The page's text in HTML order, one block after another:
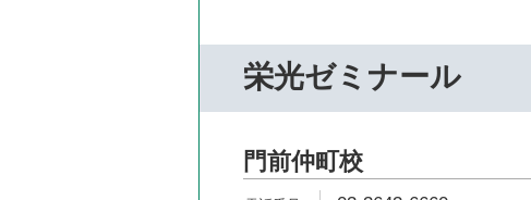
栄光ゼミナール
門前仲町校